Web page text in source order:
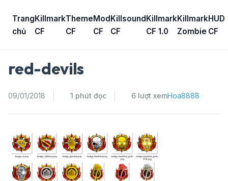
content
Trang
chủ
Killmark
CF
Theme
CF
Mod
CF
Killsound
CF
Killmark
CF 1.0
Killmark
Zombie
HUD
CF
red-devils
09/01/2018 1 phút đọc 6 lượt xemHoa8888